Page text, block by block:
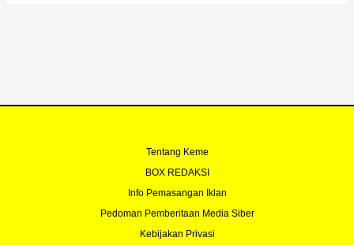
Tentang Keme
BOX REDAKSI
Info Pemasangan Iklan
Pedoman Pemberitaan Media Siber
Kebijakan Privasi